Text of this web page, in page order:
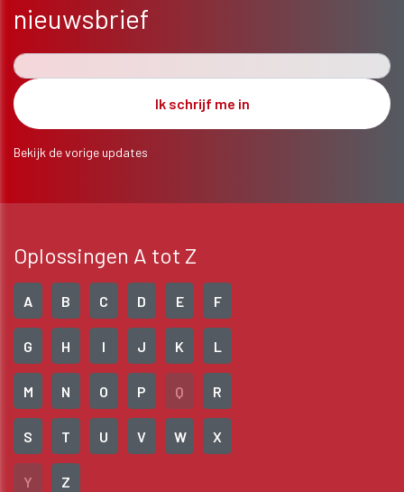
nieuwsbrief
Bekijk de vorige updates
Oplossingen A tot Z
A B C D E F
G H I J K L
M N O P Q R
S T U V W X
Y Z